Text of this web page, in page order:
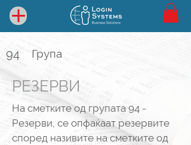
94 Група
РЕЗЕРВИ
На сметките од групата 94 -
Резерви, се опфаќаат резервите
според називите на сметките од